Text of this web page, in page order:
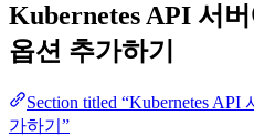
Kubernetes API 서
옵션 추가하기
Section titled “Kubernetes
가하기”